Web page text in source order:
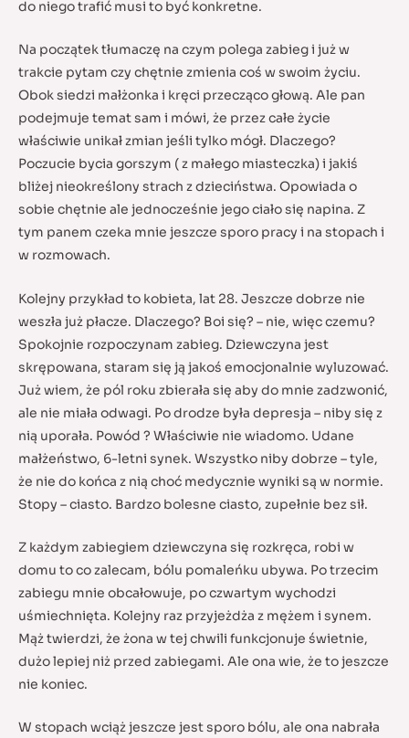
do niego trafić musi to być konkretne.
Na początek tłumaczę na czym polega zabieg i już w
trakcie pytam czy chętnie zmienia coś w swoim życiu.
Obok siedzi małżonka i kręci przecząco głową. Ale pan
podejmuje temat sam i mówi, że przez całe życie
właściwie unikał zmian jeśli tylko mógł. Dlaczego?
Poczucie bycia gorszym ( z małego miasteczka) i jakiś
bliżej nieokreślony strach z dzieciństwa. Opowiada o
sobie chętnie ale jednocześnie jego ciało się napina. Z
tym panem czeka mnie jeszcze sporo pracy i na stopach i
w rozmowach.
Kolejny przykład to kobieta, lat 28. Jeszcze dobrze nie
weszła już płacze. Dlaczego? Boi się? – nie, więc czemu?
Spokojnie rozpoczynam zabieg. Dziewczyna jest
skrępowana, staram się ją jakoś emocjonalnie wyluzować.
Już wiem, że pól roku zbierała się aby do mnie zadzwonić,
ale nie miała odwagi. Po drodze była depresja – niby się z
nią uporała. Powód ? Właściwie nie wiadomo. Udane
małżeństwo, 6-letni synek. Wszystko niby dobrze – tyle,
że nie do końca z nią choć medycznie wyniki są w normie.
Stopy – ciasto. Bardzo bolesne ciasto, zupełnie bez sił.
Z każdym zabiegiem dziewczyna się rozkręca, robi w
domu to co zalecam, bólu pomaleńku ubywa. Po trzecim
zabiegu mnie obcałowuje, po czwartym wychodzi
uśmiechnięta. Kolejny raz przyjeżdża z mężem i synem.
Mąż twierdzi, że żona w tej chwili funkcjonuje świetnie,
dużo lepiej niż przed zabiegami. Ale ona wie, że to jeszcze
nie koniec.
W stopach wciąż jeszcze jest sporo bólu, ale ona nabrała